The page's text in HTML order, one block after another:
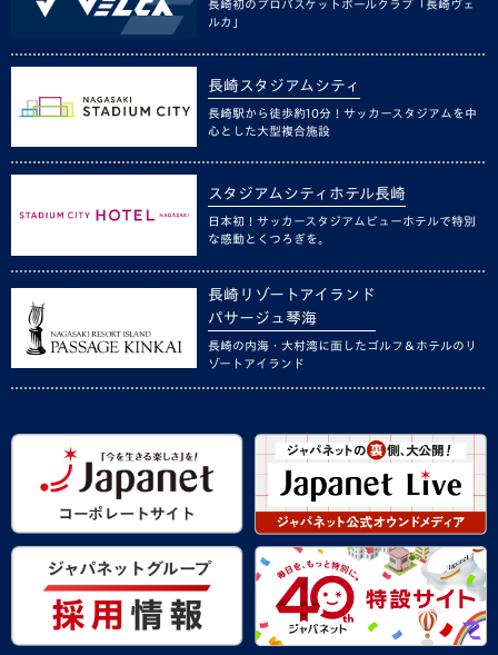
長崎初のプロバスケットボールクラブ「長崎ヴェ
ルカ」
長崎スタジアムシティ
長崎駅から徒歩約10分！サッカースタジアムを中
心とした大型複合施設
スタジアムシティホテル長崎
日本初！サッカースタジアムビューホテルで特別
な感動とくつろぎを。
長崎リゾートアイランド
パサージュ琴海
長崎の内海・大村湾に面したゴルフ＆ホテルのリ
ゾートアイランド